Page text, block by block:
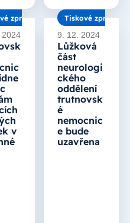
zprávy
2024
v
Tiskové zprávy
9. 12. 2024
Lůžková
část
neurologi
ckého
oddělení
trutnovsk
é
nemocnic
e bude
uzavřena